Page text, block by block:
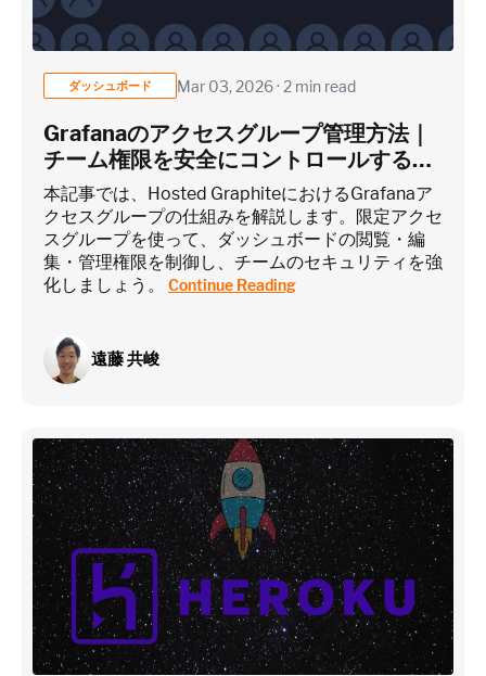
Custom metrics are defined and emitted from your app code
Heroku Applications
~75 metrics (typical baseline monitoring)
Estimate
ダッシュボード Mar 03, 2026 · 2 min read
Grafanaのアクセスグループ管理方法｜
チーム権限を安全にコントロールするに
は？
本記事では、Hosted GraphiteにおけるGrafanaア
クセスグループの仕組みを解説します。限定アクセ
スグループを使って、ダッシュボードの閲覧・編
集・管理権限を制御し、チームのセキュリティを強
化しましょう。 Continue Reading
遠藤 共峻